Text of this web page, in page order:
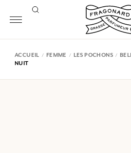
ACCUEIL FEMME LES POCHONS
NUIT